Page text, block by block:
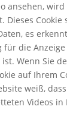
ansehen,
Dieses Cookie
es
die
Wenn Sie
auf Ihrem
weiß,
Videos in